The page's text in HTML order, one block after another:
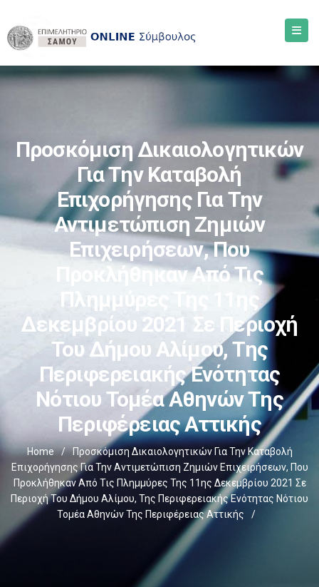
Προσκόμιση Δικαιολογητικών
Για Την Καταβολή
Επιχορήγησης Για Την
Αντιμετώπιση Ζημιών
Επιχειρήσεων, Που
Προκλήθηκαν Από Τις
Πλημμύρες Της 11ης
Δεκεμβρίου 2021 Σε Περιοχή
Του Δήμου Αλίμου, Της
Περιφερειακής Ενότητας
Νότιου Τομέα Αθηνών Της
Περιφέρειας Αττικής
Home /
Προσκόμιση Δικαιολογητικών Για Την Καταβολή
Επιχορήγησης Για Την Αντιμετώπιση Ζημιών Επιχειρήσεων, Που
Προκλήθηκαν Από Τις Πλημμύρες Της 11ης Δεκεμβρίου 2021 Σε
Περιοχή Του Δήμου Αλίμου, Της Περιφερειακής Ενότητας Νότιου
Τομέα Αθηνών Της Περιφέρειας Αττικής
/